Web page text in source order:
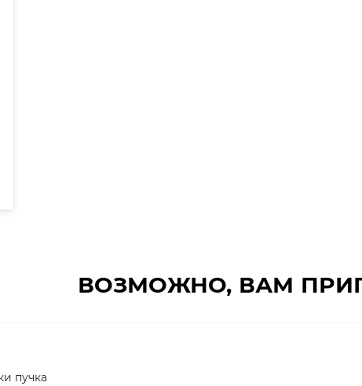
ВОЗМОЖНО, ВАМ
пучка